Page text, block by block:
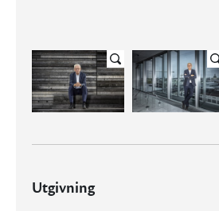
Utgivning